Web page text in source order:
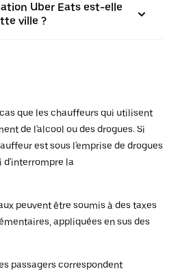
Uber Eats est-elle
ville ?
que les chauffeurs qui utilisent
de l'alcool ou des drogues. Si
est sous l'emprise de drogues
d'interrompre la
peuvent être soumis à des taxes
appliquées en sus des
passagers correspondent